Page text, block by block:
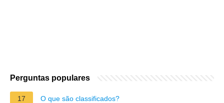
Perguntas populares
17 O que são classificados?